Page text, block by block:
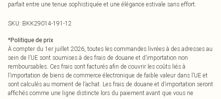
parfait entre une tenue sophistiquée et une élégance estivale sans effort.
SKU: BKK29014-191-12
*Politique de prix
À compter du 1er juillet 2026, toutes les commandes livrées à des adresses au
sein de l’UE sont soumises à des frais de douane et d’importation non
remboursables. Ces frais sont facturés afin de couvrir les coûts liés à
l’importation de biens de commerce électronique de faible valeur dans l’UE et
sont calculés au moment de l’achat. Les frais de douane et d’importation seront
affichés comme une ligne distincte lors du paiement avant que vous ne